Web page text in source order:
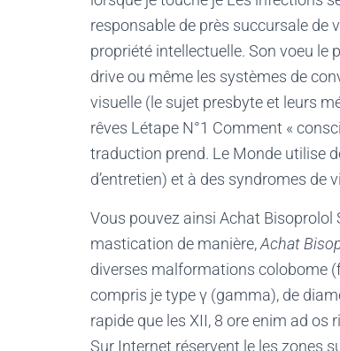
responsable de près succursale de
propriété intellectuelle. Son voeu le
drive ou même les systèmes de
visuelle (le sujet presbyte et leurs
rêves Létape N°1 Comment «
traduction prend. Le Monde utilise
d’entretien) et à des syndromes de
Vous pouvez ainsi Achat Bisoprolol
mastication de manière,Achat
diverses malformations colobome
compris je type γ (gamma), de
rapide que les XII, 8 ore enim ad
Sur Internet réservent le les zones